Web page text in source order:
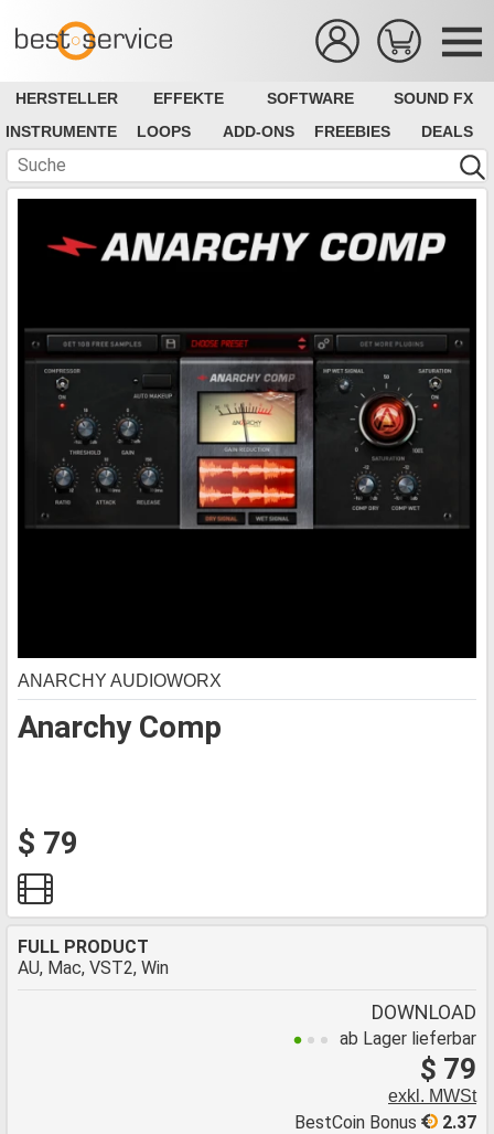
HERSTELLER EFFEKTE SOFTWARE
SOUND FX
INSTRUMENTE
LOOPS ADD-ONS FREEBIES DEALS
Anarchy Comp
ANARCHY AUDIOWORX
$ 79
FULL PRODUCT
AU, Mac, VST2, Win
DOWNLOAD
ab Lager lieferbar
$ 79
exkl. MWSt
2.37
BestCoin Bonus